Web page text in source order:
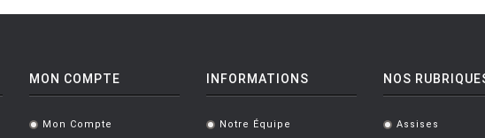
MON COMPTE
. Mon Compte
INFORMATIONS
. Notre Équipe
NOS
. Assises